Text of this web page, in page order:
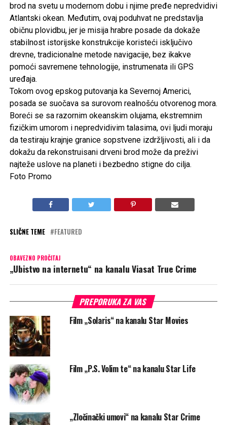
brod na svetu u modernom dobu i njime pređe nepredvidivi
Atlantski okean. Međutim, ovaj poduhvat ne predstavlja
običnu plovidbu, jer je misija hrabre posade da dokaže
stabilnost istorijske konstrukcije koristeći isključivo
drevne, tradicionalne metode navigacije, bez ikakve
pomoći savremene tehnologije, instrumenata ili GPS
uređaja.
Tokom ovog epskog putovanja ka Severnoj Americi,
posada se suočava sa surovom realnošću otvorenog mora.
Boreći se sa razornim okeanskim olujama, ekstremnim
fizičkim umorom i nepredvidivim talasima, ovi ljudi moraju
da testiraju krajnje granice sopstvene izdržljivosti, ali i da
dokažu da rekonstruisani drveni brod može da preživi
najteže uslove na planeti i bezbedno stigne do cilja.
Foto Promo
SLIČNE TEME FEATURED
OBAVEZNO PROČITAJ
„Ubistvo na internetu“ na kanalu Viasat True Crime
PREPORUKA ZA VAS
Film „Solaris“ na kanalu Star Movies
Film „P.S. Volim te“ na kanalu Star Life
„Zločinački umovi“ na kanalu Star Crime